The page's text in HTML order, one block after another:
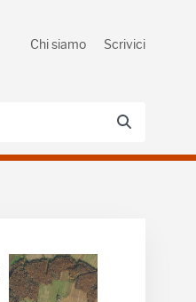
Chi siamo Scrivici